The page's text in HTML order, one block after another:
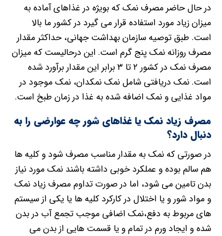
در حال حاضر مصرف نمک که بویژه در غذاهای آماده به
میزان زیاد مورد استفاده قرار می گیرد در کشور ما بالا
است. طبق توصیه سازمان بهداشت جهانی، حداکثر مقدار
مصرف روزانه نمک پنج گرم است. این درحالیست که میزان
مصرف نمک در کشور ۲ تا ۳ برابر این مقدار برآورد شده
است. نمک دریافتی شامل نمک نمکدان، نمک موجود در
مواد غذایی و نمک اضافه شده به غذا در زمان طبخ است.
مصرف زیاد نمک یا غذاهای شور چه عوارضی را به
دنبال دارد؟
در صورتی که نمک به مقدار مناسب مصرف شود و کلیه ها
هم سالم بوده و عملکرد خوبی داشته باشند نمک مورد نیاز
بدن تامین می شود، اما در صورت تداوم مصرف زیاد نمک
و مواد شور و یا اختلال در کارکرد کلیه ها یا یکی از سیستم
های مربوط به دفع،نمک اضافی موجب تجمع آب در بدن
شده و ایجاد ورم در تمام و یا قسمت هایی از بدن می